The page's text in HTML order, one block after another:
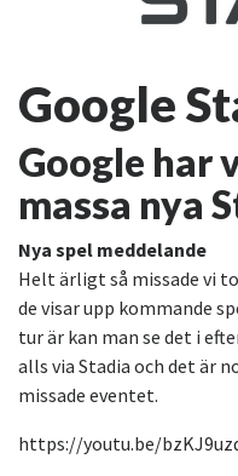
Google
Google har
massa nya
Nya spel meddelande
Helt ärligt så missade vi
de visar upp kommande
tur är kan man se det i
alls via Stadia och det är
missade eventet.
https://youtu.be/